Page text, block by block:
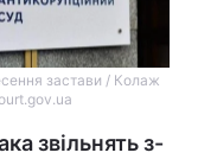
застави / Колаж
звільнять з-